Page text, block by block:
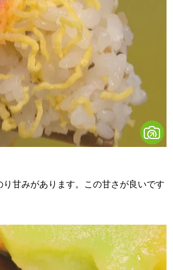
り甘みがあります。この甘さが良いです